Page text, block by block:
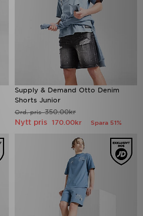
Supply & Demand Otto Denim
Shorts Junior
Ord. pris350.00kr
Nytt pris 170.00kr Spara 51%